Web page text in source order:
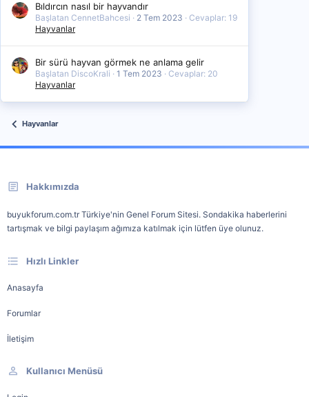
Bıldırcın nasıl bir hayvandır
Başlatan CennetBahcesi 2 Tem 2023
Cevaplar: 19
Hayvanlar
Bir sürü hayvan görmek ne anlama gelir
Başlatan DiscoKrali 1 Tem 2023
Cevaplar: 20
Hayvanlar
Hayvanlar
Hakkımızda
buyukforum.com.tr Türkiye'nin Genel Forum Sitesi. Sondakika haberlerini
tartışmak ve bilgi paylaşım ağımıza katılmak için lütfen üye olunuz.
Hızlı Linkler
Anasayfa
Forumlar
İletişim
Kullanıcı Menüsü